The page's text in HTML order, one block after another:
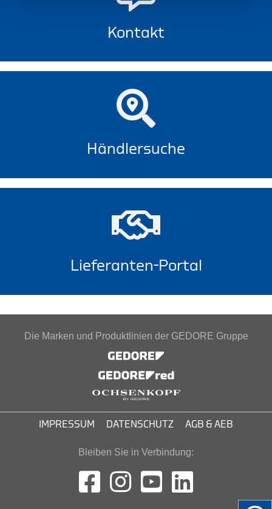
Kontakt
Händlersuche
Lieferanten-Portal
Die Marken und Produktlinien der GEDORE Gruppe
IMPRESSUM DATENSCHUTZ AGB & AEB
Bleiben Sie in Verbindung: